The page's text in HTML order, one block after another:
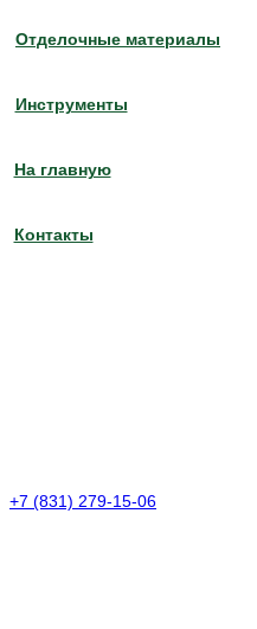
Отделочные материалы
Инструменты
На главную
Контакты
+7 (831) 279-15-06